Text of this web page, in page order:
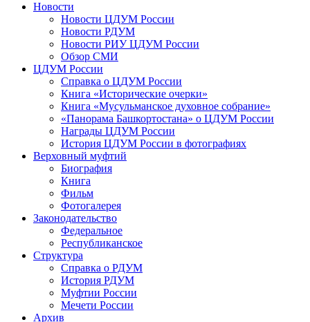
Новости
Новости ЦДУМ России
Новости РДУМ
Новости РИУ ЦДУМ России
Обзор СМИ
ЦДУМ России
Справка о ЦДУМ России
Книга «Исторические очерки»
Книга «Мусульманское духовное собрание»
«Панорама Башкортостана» о ЦДУМ России
Награды ЦДУМ России
История ЦДУМ России в фотографиях
Верховный муфтий
Биография
Книга
Фильм
Фотогалерея
Законодательство
Федеральное
Республиканское
Структура
Справка о РДУМ
История РДУМ
Муфтии России
Мечети России
Архив